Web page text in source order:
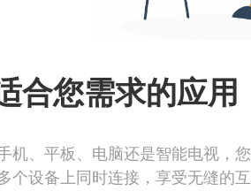
合您需求的应用
、平板、电脑还是智能电视，您
个设备上同时连接，享受无缝的互